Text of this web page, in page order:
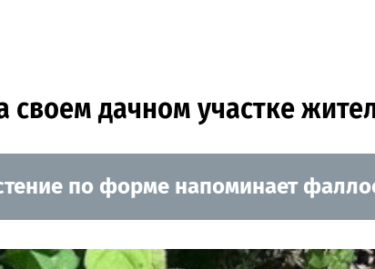
дачном участке
по форме напоминает